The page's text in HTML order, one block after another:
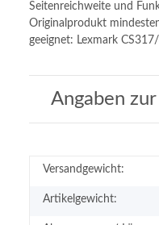
Seitenreichweite und
Originalprodukt
geeignet: Lexmark
Angaben
Versandgewicht:
Artikelgewicht: